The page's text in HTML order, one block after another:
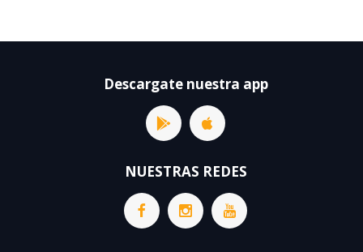
Descargate nuestra app
NUESTRAS REDES